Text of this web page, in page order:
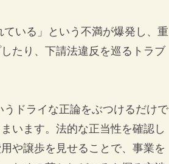
いる」という不満が爆発し、重
たり、下請法違反を巡るトラブ
ドライな正論をぶつけるだけで
います。法的な正当性を確認し
や譲歩を見せることで、事業を